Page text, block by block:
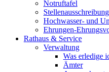
Notruftafel
Hochwasser- und
Ehrungen-
Rathaus & Service
Verwaltung
Was erledige
Ämter